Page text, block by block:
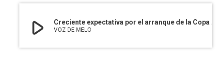
play_arrow Creciente expectativa por el arranque de la Copa Nacional y el debut de las dos categorías de Cerro Largo
VOZ DE MELO